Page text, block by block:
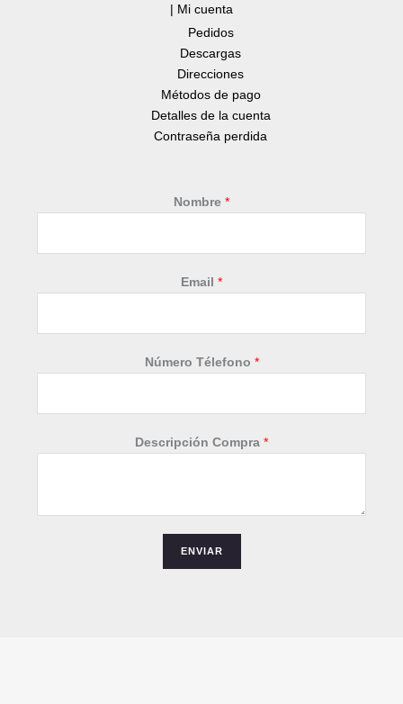
| Mi cuenta
Pedidos
Descargas
Direcciones
Métodos de pago
Detalles de la cuenta
Contraseña perdida
Nombre *
Email *
Número Télefono *
E
i
l
*
Descripción Compra *
ENVIAR